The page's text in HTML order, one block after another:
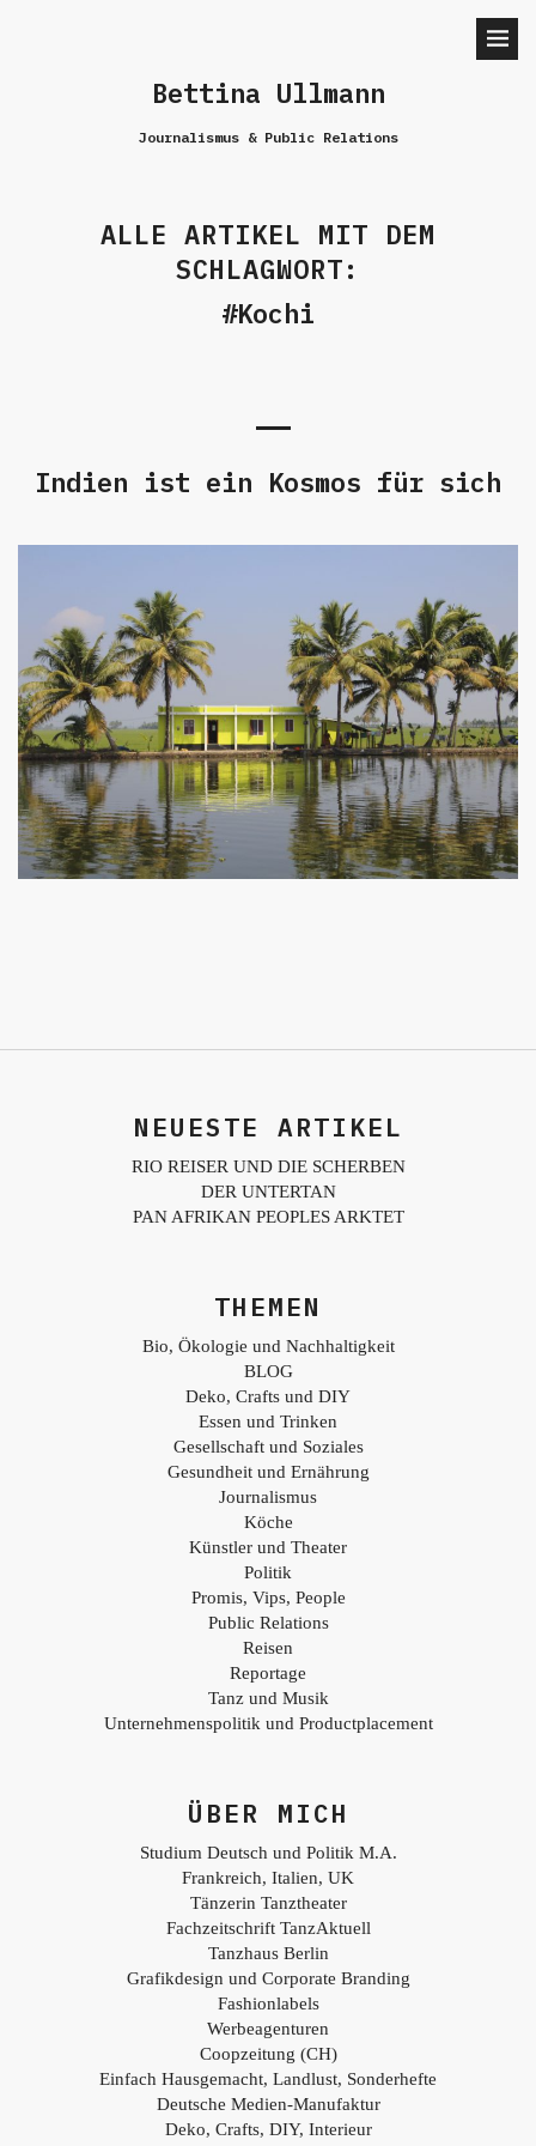
Bettina Ullmann
Journalismus & Public Relations
ALLE ARTIKEL MIT DEM
SCHLAGWORT:
Kochi
Indien ist ein Kosmos für sich
NEUESTE ARTIKEL
RIO REISER UND DIE SCHERBEN
DER UNTERTAN
PAN AFRIKAN PEOPLES ARKTET
THEMEN
Bio, Ökologie und Nachhaltigkeit
BLOG
Deko, Crafts und DIY
Essen und Trinken
Gesellschaft und Soziales
Gesundheit und Ernährung
Journalismus
Köche
Künstler und Theater
Politik
Promis, Vips, People
Public Relations
Reisen
Reportage
Tanz und Musik
Unternehmenspolitik und Productplacement
ÜBER MICH
Studium Deutsch und Politik M.A.
Frankreich, Italien, UK
Tänzerin Tanztheater
Fachzeitschrift TanzAktuell
Tanzhaus Berlin
Grafikdesign und Corporate Branding
Fashionlabels
Werbeagenturen
Coopzeitung (CH)
Einfach Hausgemacht, Landlust, Sonderhefte
Deutsche Medien-Manufaktur
Deko, Crafts, DIY, Interieur